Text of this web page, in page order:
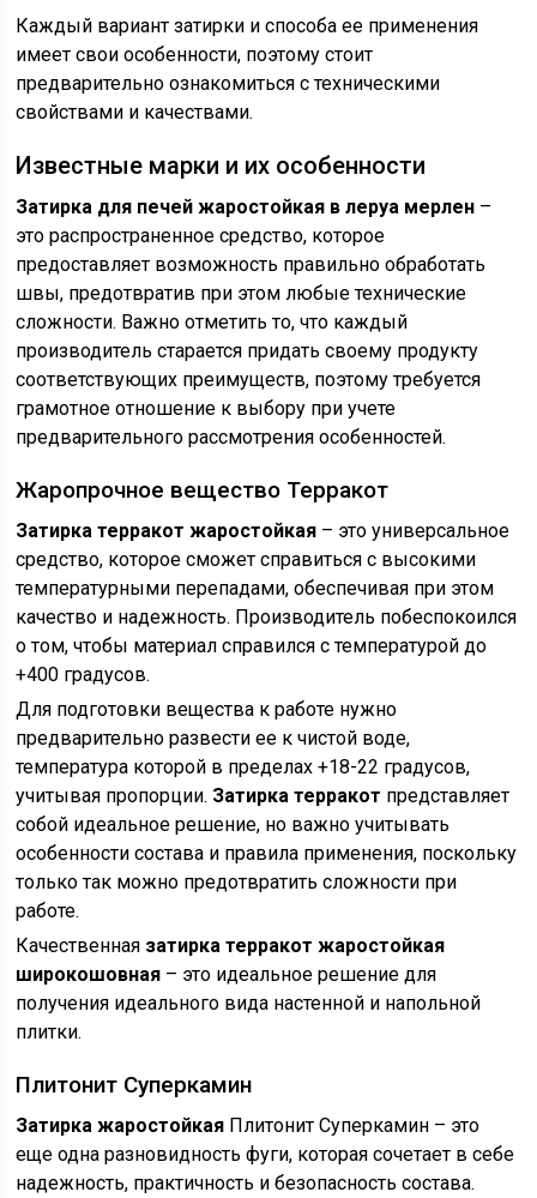
Каждый вариант затирки и способа ее применения
имеет свои особенности, поэтому стоит
предварительно ознакомиться с техническими
свойствами и качествами.
Известные марки и их особенности
Затирка для печей жаростойкая в леруа мерлен –
это распространенное средство, которое
предоставляет возможность правильно обработать
швы, предотвратив при этом любые технические
сложности. Важно отметить то, что каждый
производитель старается придать своему продукту
соответствующих преимуществ, поэтому требуется
грамотное отношение к выбору при учете
предварительного рассмотрения особенностей.
Жаропрочное вещество Терракот
Затирка терракот жаростойкая – это универсальное
средство, которое сможет справиться с высокими
температурными перепадами, обеспечивая при этом
качество и надежность. Производитель побеспокоился
о том, чтобы материал справился с температурой до
+400 градусов.
Для подготовки вещества к работе нужно
предварительно развести ее к чистой воде,
температура которой в пределах +18-22 градусов,
учитывая пропорции. Затирка терракот представляет
собой идеальное решение, но важно учитывать
особенности состава и правила применения, поскольку
только так можно предотвратить сложности при
работе.
Качественная затирка терракот жаростойкая
широкошовная – это идеальное решение для
получения идеального вида настенной и напольной
плитки.
Плитонит Суперкамин
Затирка жаростойкая Плитонит Суперкамин – это
еще одна разновидность фуги, которая сочетает в себе
надежность, практичность и безопасность состава.